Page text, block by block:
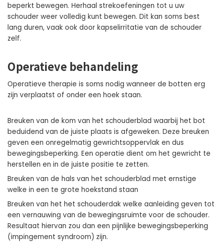
beperkt bewegen. Herhaal strekoefeningen tot u uw
schouder weer volledig kunt bewegen. Dit kan soms best
lang duren, vaak ook door kapselirritatie van de schouder
zelf.
Operatieve behandeling
Operatieve therapie is soms nodig wanneer de botten erg
zijn verplaatst of onder een hoek staan.
Breuken van de kom van het schouderblad waarbij het bot
beduidend van de juiste plaats is afgeweken. Deze breuken
geven een onregelmatig gewrichtsoppervlak en dus
bewegingsbeperking. Een operatie dient om het gewricht te
herstellen en in de juiste positie te zetten.
Breuken van de hals van het schouderblad met ernstige
welke in een te grote hoekstand staan
Breuken van het het schouderdak welke aanleiding geven tot
een vernauwing van de bewegingsruimte voor de schouder.
Resultaat hiervan zou dan een pijnlijke bewegingsbeperking
(impingement syndroom) zijn.